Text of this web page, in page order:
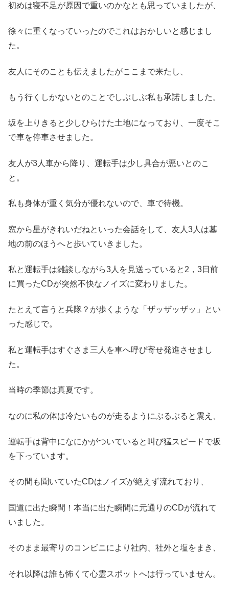
初めは寝不足が原因で重いのかなとも思っていましたが、
徐々に重くなっていったのでこれはおかしいと感じまし
た。
友人にそのことも伝えましたがここまで来たし、
もう行くしかないとのことでしぶしぶ私も承諾しました。
坂を上りきると少しひらけた土地になっており、一度そこ
で車を停車させました。
友人が3人車から降り、運転手は少し具合が悪いとのこ
と。
私も身体が重く気分が優れないので、車で待機。
窓から星がきれいだねといった会話をして、友人3人は墓
地の前のほうへと歩いていきました。
私と運転手は雑談しながら3人を見送っていると2，3日前
に買ったCDが突然不快なノイズに変わりました。
たとえて言うと兵隊？が歩くような「ザッザッザッ」とい
った感じで。
私と運転手はすぐさま三人を車へ呼び寄せ発進させまし
た。
当時の季節は真夏です。
なのに私の体は冷たいものが走るようにぶるぶると震え、
運転手は背中になにかがついていると叫び猛スピードで坂
を下っています。
その間も聞いていたCDはノイズが絶えず流れており、
国道に出た瞬間！本当に出た瞬間に元通りのCDが流れて
いました。
そのまま最寄りのコンビニにより社内、社外と塩をまき、
それ以降は誰も怖くて心霊スポットへは行っていません。